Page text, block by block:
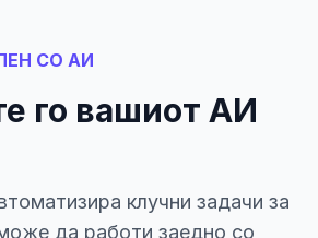
СО АИ
го вашиот АИ
клучни задачи за
да работи заедно со